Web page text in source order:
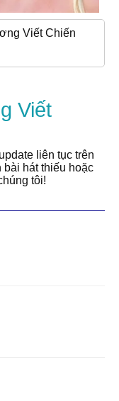
Viết Chiến
Viết
liên tục trên
bài hát thiếu hoặc
tôi!